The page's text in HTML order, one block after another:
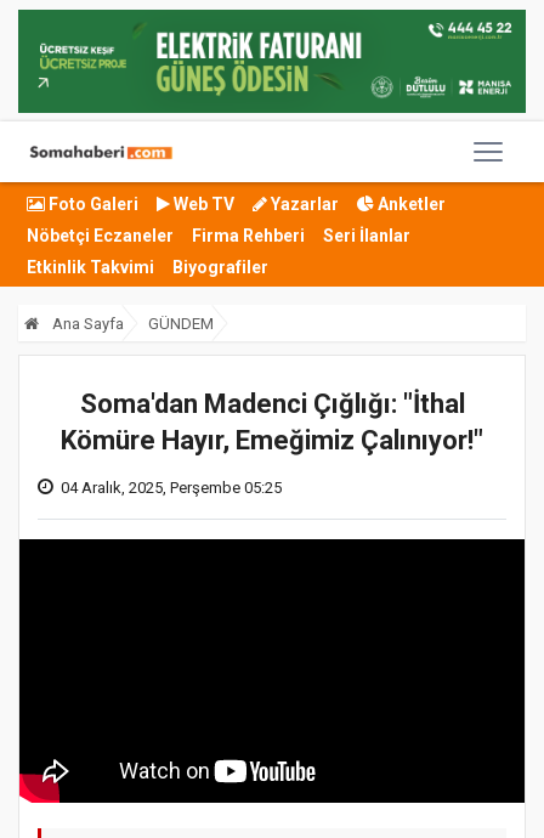
Foto Galeri Web TV Yazarlar
Anketler
Nöbetçi Eczaneler
Firma Rehberi
Seri İlanlar
Etkinlik Takvimi
Biyografiler
Ana Sayfa GÜNDEM
Soma'dan Madenci Çığlığı: "İthal
Kömüre Hayır, Emeğimiz Çalınıyor!"
04 Aralık, 2025, Perşembe 05:25